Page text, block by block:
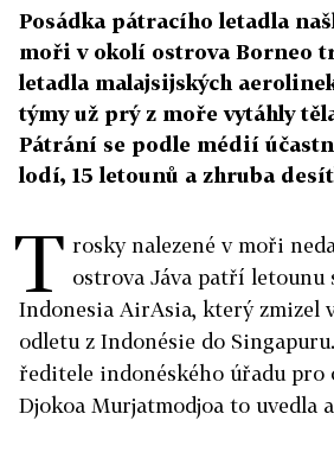
Posádka pátracího letadla
moři v okolí ostrova Borneo
letadla malajsijských
týmy už prý z moře vytáhly
Pátrání se podle médií
lodí, 15 letounů a zhruba
T rosky nalezené v moři
ostrova Jáva patří letounu
Indonesia AirAsia, který zmizel
odletu z Indonésie do
ředitele indonéského úřadu
Djokoa Murjatmodjoa to uvedla